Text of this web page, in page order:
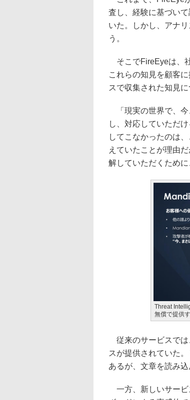
査し、経験に基づい
いた。しかし、アナ
う。
そこでFireEyeは、
これらの知見を顧客
スで収集された知見
「現実の世界で、今
し、対応していただ
してこなかったのは
えていたことが理由
解していただくため
Threat
無償で提供
従来のサービスでは
スが提供されていた
あるが、文章を読み
一方、新しいサービ